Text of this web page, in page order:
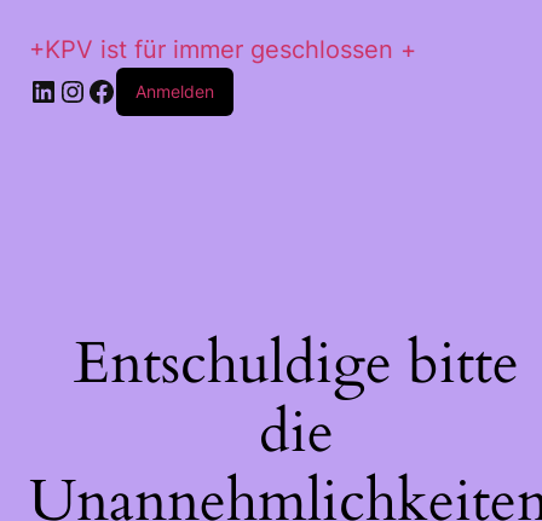
+KPV ist für immer geschlossen +
LinkedIn
Instagram
Facebook
Anmelden
Entschuldige bitte
die